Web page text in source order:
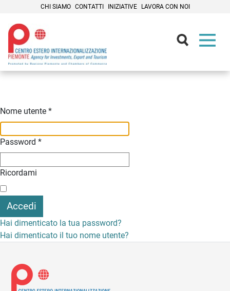
CHI SIAMO CONTATTI INIZIATIVE LAVORA CON NOI
Nome utente *
Password *
Ricordami
Accedi
Hai dimenticato la tua password?
Hai dimenticato il tuo nome utente?